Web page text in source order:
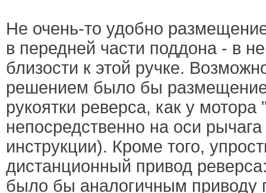
Не очень-то удобно
в передней части поддона - в
близости к этой ручке.
решением было бы
рукоятки реверса, как у мотора
непосредственно на оси
инструкции). Кроме того,
дистанционный привод
было бы аналогичным приводу